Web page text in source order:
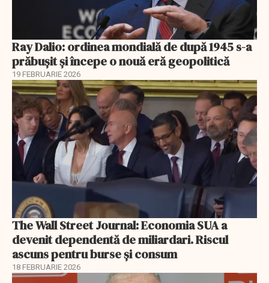
Ray Dalio: ordinea mondială de după 1945 s-a
prăbușit și începe o nouă eră geopolitică
19 FEBRUARIE 2026
The Wall Street Journal: Economia SUA a
devenit dependentă de miliardari. Riscul
ascuns pentru burse și consum
18 FEBRUARIE 2026